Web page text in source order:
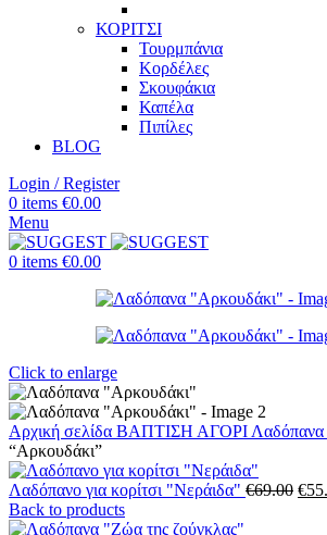
ΚΟΡΙΤΣΙ
Τουρμπάνια
Κορδέλες
Σκουφάκια
Καπέλα
Πιπίλες
BLOG
Login / Register
0 items €0.00
Menu
0 items €0.00
Click to enlarge
Αρχική σελίδα ΒΑΠΤΙΣΗ ΑΓΟΡΙ Λαδόπανα
“Αρκουδάκι”
Λαδόπανο για κορίτσι "Νεράιδα" €69.00 €
Back to products